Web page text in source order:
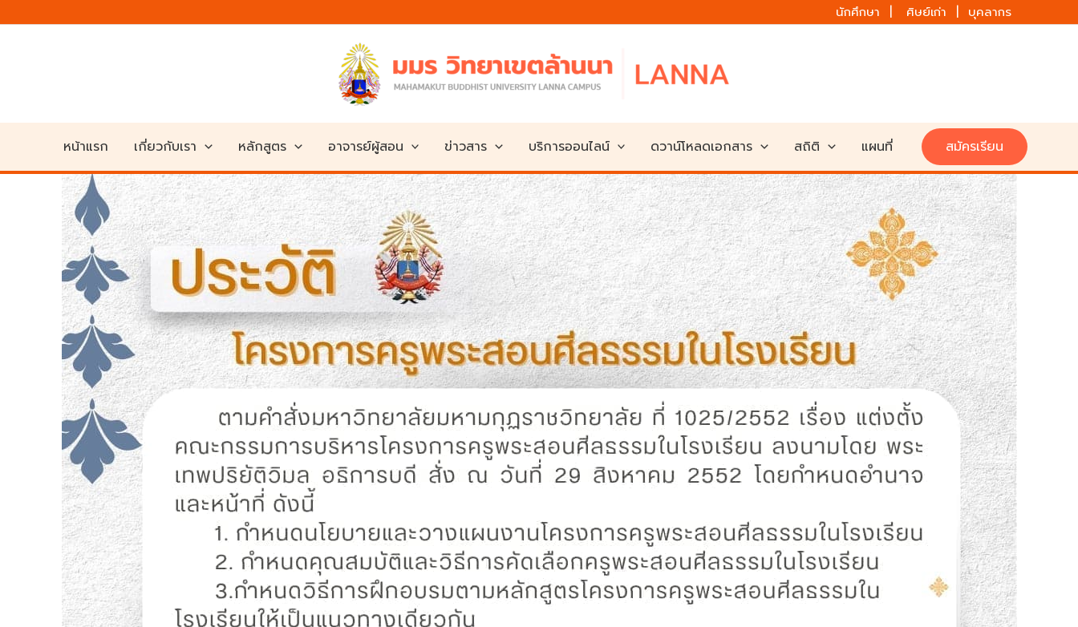
to
นักศึกษา | ศิษย์เก่า | บุคลากร
หน้าแรก เกี่ยวกับเรา หลักสูตร อาจารย์ผู้สอน ข่าวสาร บริการออนไลน์ ดวาน์โหลดเอกสาร สถิติ แผนที่ สมัครเรียน